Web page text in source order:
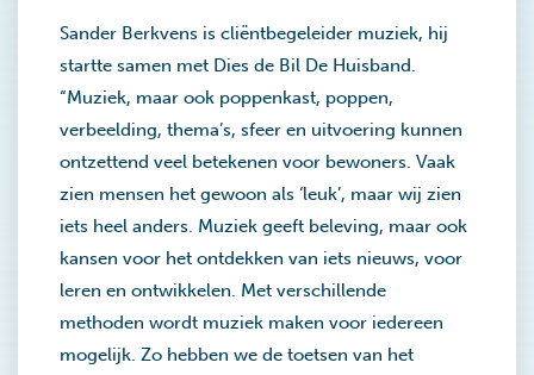
Sander Berkvens is cliëntbegeleider muziek, hij
startte samen met Dies de Bil De Huisband.
“Muziek, maar ook poppenkast, poppen,
verbeelding, thema’s, sfeer en uitvoering kunnen
ontzettend veel betekenen voor bewoners. Vaak
zien mensen het gewoon als ‘leuk’, maar wij zien
iets heel anders. Muziek geeft beleving, maar ook
kansen voor het ontdekken van iets nieuws, voor
leren en ontwikkelen. Met verschillende
methoden wordt muziek maken voor iedereen
mogelijk. Zo hebben we de toetsen van het